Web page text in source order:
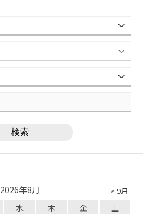
> 9月
2026年8月
水 木 金
土